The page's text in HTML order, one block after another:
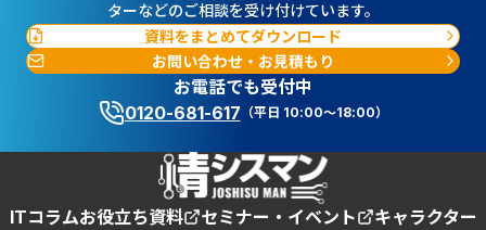
ターなどのご相談を受け付けています。
資料をまとめてダウンロード
お問い合わせ・お見積もり
お電話でも受付中
0120-681-617 （平日 10:00～18:00）
ITコラムお役立ち資料 セミナー・イベント
キャラクター